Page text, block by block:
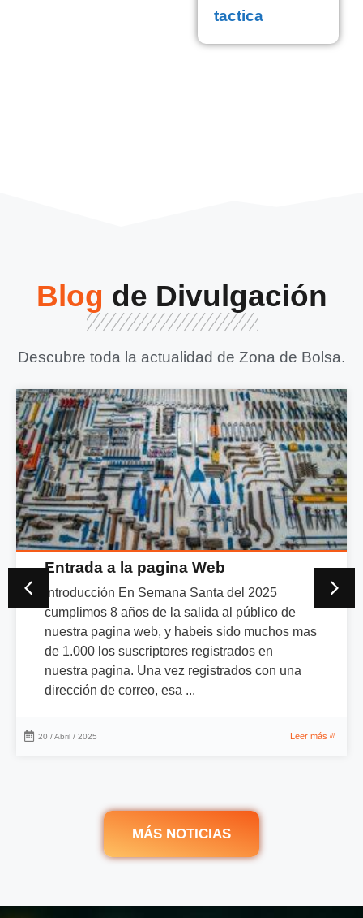
tactica
Blog de Divulgación
Descubre toda la actualidad de Zona de Bolsa.
Entrada a la pagina Web
Introducción En Semana Santa del 2025
cumplimos 8 años de la salida al público de
nuestra pagina web, y habeis sido muchos mas
de 1.000 los suscriptores registrados en
nuestra pagina. Una vez registrados con una
dirección de correo, esa ...
20 / Abril / 2025 Leer más ///
MÁS NOTICIAS